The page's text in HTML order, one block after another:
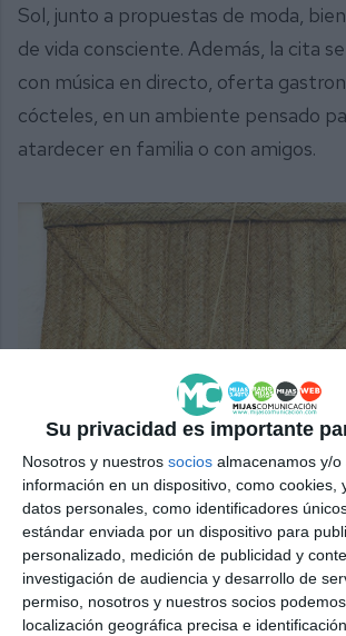
Su privacidad es importante
Nosotros y nuestros socios almacenamos y/o
información en un dispositivo, como cookies,
datos personales, como identificadores
estándar enviada por un dispositivo para
personalizado, medición de publicidad y
investigación de audiencia y desarrollo de
permiso, nosotros y nuestros socios
localización geográfica precisa e
Sol, junto a propuestas de moda,
de vida consciente. Además, la cita
con música en directo, oferta
cócteles, en un ambiente pensado
atardecer en familia o con amigos.
Sonia Lekuona, con piezas realizadas en
sostenible, estará en el mercado. PRENSA